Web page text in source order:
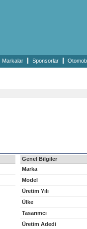
Markalar Sponsorlar
Genel Bilgiler
Marka
Model
Üretim Yılı
Ülke
Tasarımcı
Üretim Adedi